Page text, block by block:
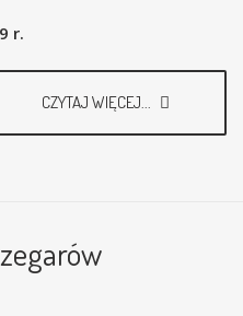
r.
CZYTAJ WIĘCEJ...